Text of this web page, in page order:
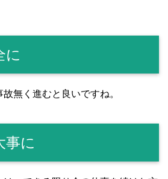
に
無く進むと良いですね。
事に